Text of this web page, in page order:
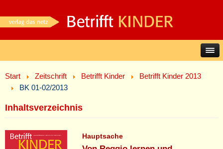
Start Zeitschrift Betrifft Kinder
Betrifft Kinder 2013
BK 01-02/2013
Inhaltsverzeichnis
Hauptsache